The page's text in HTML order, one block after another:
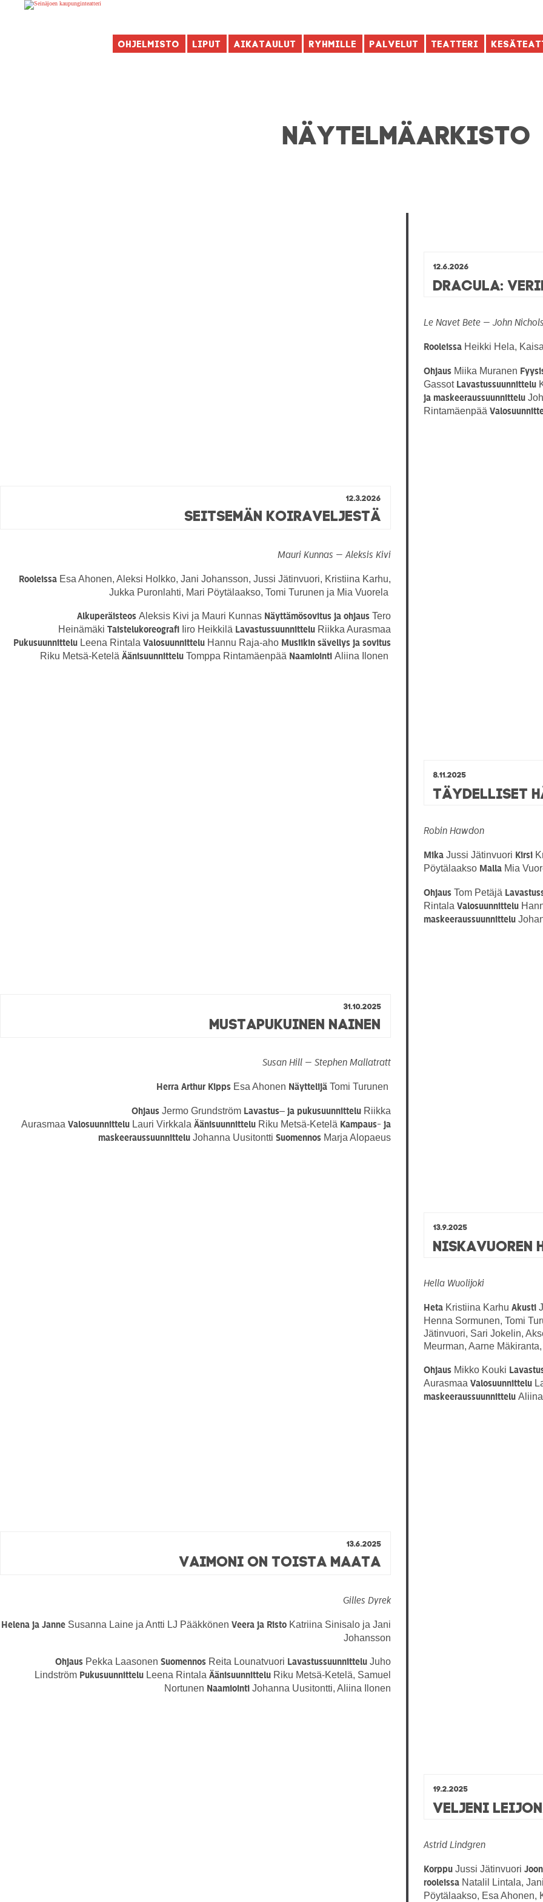
Ohjelmisto Liput Aikataulut Ryhmille Palvelut Teatteri
NÄYTELMÄ­ARKISTO
12.6.2026
Dracula:
Le Navet Bete — John
RooleissaHeikki Hela,
OhjausMiika Muranen
Gassot Lavastussuunnittelu
ja maskeeraussuunnittelu
Rintamäenpää
12.3.2026
Seitsemän koiraveljestä
Mauri Kunnas — Aleksis Kivi
Rooleissa Esa Ahonen, Aleksi Holkko, Jani Johansson, Jussi Jätinvuori, Kristiina Karhu,
Jukka Puronlahti, Mari Pöytälaakso, Tomi Turunen ja Mia Vuorela
Alkuperäisteos Aleksis Kivi ja Mauri Kunnas Näyttämösovitus ja ohjaus Tero
HeinämäkiTaistelukoreografi Iiro Heikkilä Lavastussuunnittelu Riikka Aurasmaa
Pukusuunnittelu Leena RintalaValosuunnittelu Hannu Raja-aho Musiikin sävellys ja sovitus
Riku Metsä-KeteläÄänisuunnitteluTomppa Rintamäenpää NaamiointiAliina Ilonen
8.11.2025
Täydelliset
Robin Hawdon
MikaJussi Jätinvuori Kirsi
Pöytälaakso MallaMia
OhjausTom Petäjä
Rintala Valosuunnittelu
maskeeraussuunnittelu
31.10.2025
Mustapukuinen Nainen
Susan Hill — Stephen Mallatratt
Herra Arthur Kipps Esa Ahonen Näyttelijä Tomi Turunen
Ohjaus Jermo Grundström Lavastus–ja pukusuunnittelu Riikka
AurasmaaValosuunnittelu Lauri VirkkalaÄänisuunnittelu Riku Metsä-Ketelä Kampaus- ja
maskeeraussuunnittelu Johanna UusitonttiSuomennos Marja Alopaeus
13.9.2025
Niskavuoren
Hella Wuolijoki
HetaKristiina Karhu Akusti
Henna Sormunen, Tomi
Jätinvuori, Sari Jokelin,
Meurman, Aarne
OhjausMikko Kouki
Aurasmaa Valosuunnittelu
maskeeraussuunnittelu
13.6.2025
Vaimoni on toista maata
Gilles Dyrek
Helena ja Janne Susanna Laine ja Antti LJ PääkkönenVeera ja Risto Katriina Sinisalo ja Jani
Johansson
Ohjaus Pekka LaasonenSuomennos Reita Lounatvuori Lavastussuunnittelu Juho
Lindström Pukusuunnittelu Leena RintalaÄänisuunnittelu Riku Metsä-Ketelä, Samuel
Nortunen Naamiointi Johanna Uusitontti, Aliina Ilonen
19.2.2025
Veljeni
Astrid Lindgren
Korppu Jussi Jätinvuori
rooleissa Natalil Lintala,
Pöytälaakso, Esa Ahonen,